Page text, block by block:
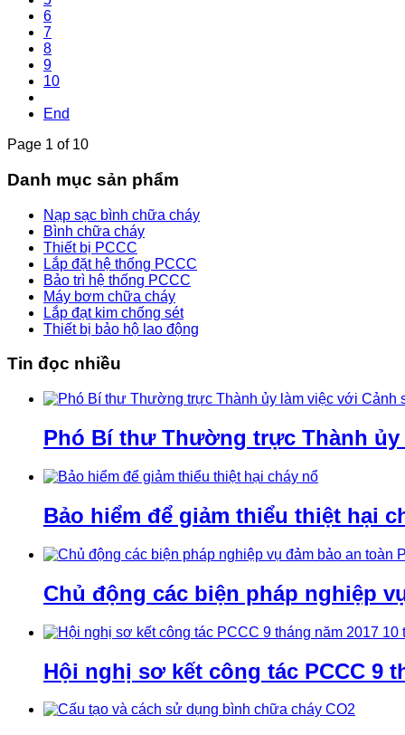
6
7
8
9
10
End
Page 1 of 10
Danh mục sản phẩm
Nạp sạc bình chữa cháy
Bình chữa cháy
Thiết bị PCCC
Lắp đặt hệ thống PCCC
Bảo trì hệ thống PCCC
Máy bơm chữa cháy
Lắp đạt kim chống sét
Thiết bị bảo hộ lao động
Tin đọc nhiều
Phó Bí thư Thường trực Thành ủy
Bảo hiểm để giảm thiểu thiệt hại
Chủ động các biện pháp nghiệp
Hội nghị sơ kết công tác PCCC 9